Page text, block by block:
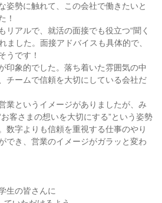
姿勢に触れて、この会社で働きたいと
！
リアルで、就活の面接でも役立つ“聞く
ました。面接アドバイスも具体的で、
うです！
印象的でした。落ち着いた雰囲気の中
チームで信頼を大切にしている会社だ
業というイメージがありましたが、み
客さまの想いを大切にする”という姿勢
数字よりも信頼を重視する仕事のやり
でき、営業のイメージがガラッと変わ
生の皆さんに